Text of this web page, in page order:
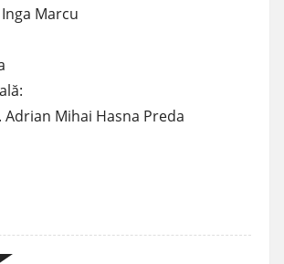
Marcu
Adrian Mihai Hasna Preda